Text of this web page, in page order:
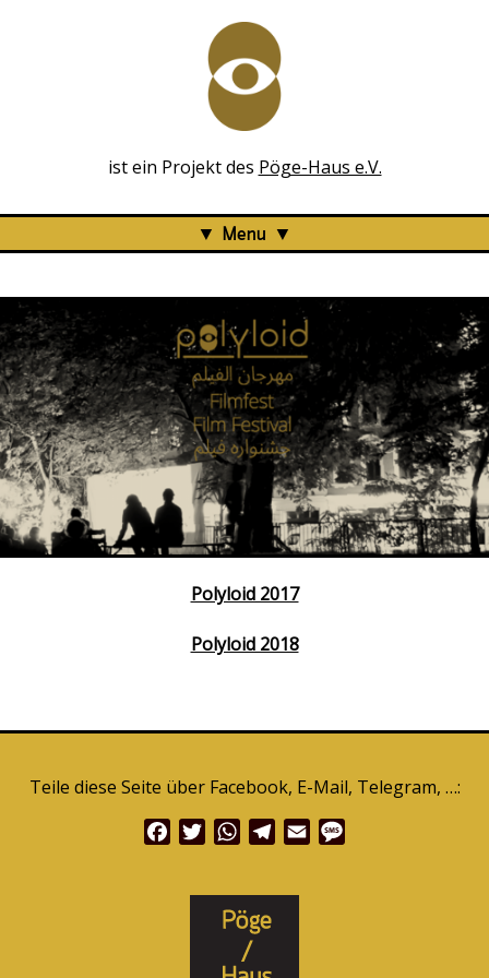
ist ein Projekt des Pöge-Haus e.V.
Menu
Programm
Kooperationen
Über uns
Retrospection
2018
2017
Projekte
Polyloid 2017
Polyloid 2018
Teile diese Seite über Facebook, E-Mail, Telegram, …:
FacebookTwitterWhatsApp
Telegram
Email